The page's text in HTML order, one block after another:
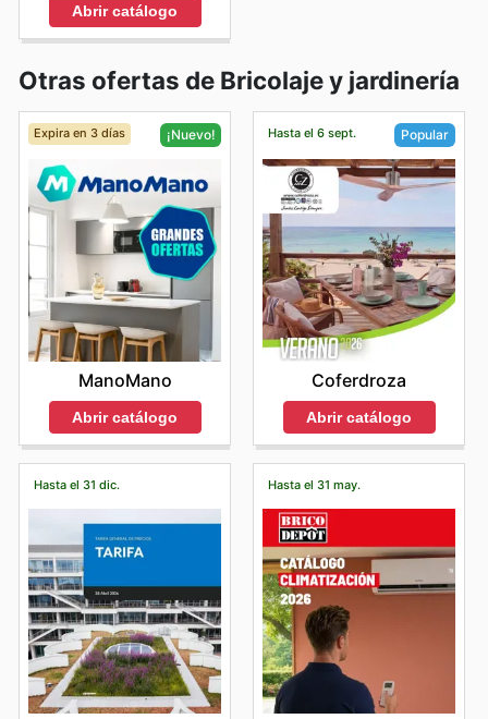
Abrir catálogo
Otras ofertas de Bricolaje y jardinería
Expira en 3 días ¡Nuevo!
ManoMano
Abrir catálogo
Hasta el 6 sept. Popular
Coferdroza
Abrir catálogo
Hasta el 31 dic. Hasta el 31 may.